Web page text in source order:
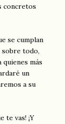
concretos
se cumplan
sobre todo,
más
un
a su
te vas! ¡Y